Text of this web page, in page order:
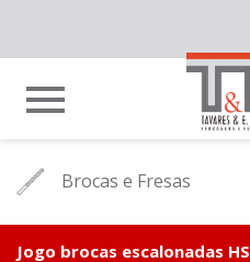
Brocas e Fresas
Jogo brocas escalonadas